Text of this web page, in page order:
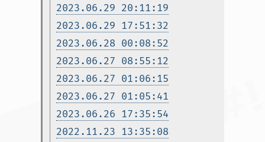
2023.06.29 20:11:19
2023.06.29 17:51:32
2023.06.28 00:08:52
2023.06.27 08:55:12
2023.06.27 01:06:15
2023.06.27 01:05:41
2023.06.26 17:35:54
2022.11.23 13:35:08